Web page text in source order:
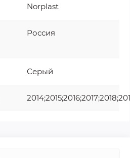
Norplast
Россия
Серый